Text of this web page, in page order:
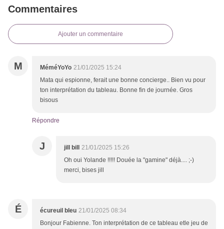
Commentaires
Ajouter un commentaire
M MéméYoYo 21/01/2025 15:24
Mata qui espionne, ferait une bonne concierge.. Bien vu pour
ton interprétation du tableau. Bonne fin de journée. Gros
bisous
Répondre
J jill bill
21/01/2025 15:26
Oh oui Yolande !!!!! Douée la "gamine" déjà.... ;-)
merci, bises jill
É écureuil bleu 21/01/2025 08:34
Bonjour Fabienne. Ton interprétation de ce tableau etle jeu de